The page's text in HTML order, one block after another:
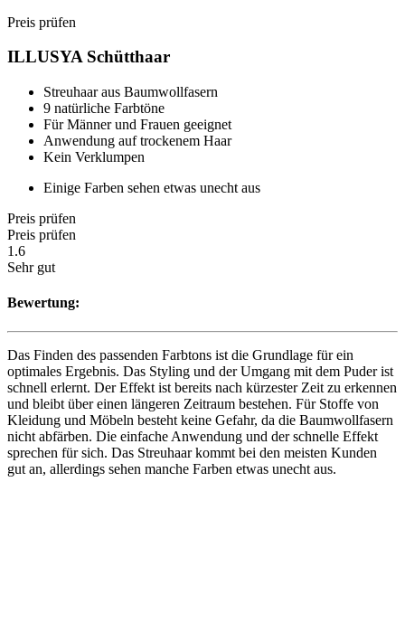
Preis prüfen
ILLUSYA Schütthaar
Streuhaar aus Baumwollfasern
9 natürliche Farbtöne
Für Männer und Frauen geeignet
Anwendung auf trockenem Haar
Kein Verklumpen
Einige Farben sehen etwas unecht aus
Preis prüfen
Preis prüfen
1.6
Sehr gut
Bewertung:
Das Finden des passenden Farbtons ist die Grundlage für ein
optimales Ergebnis. Das Styling und der Umgang mit dem Puder ist
schnell erlernt. Der Effekt ist bereits nach kürzester Zeit zu erkennen
und bleibt über einen längeren Zeitraum bestehen. Für Stoffe von
Kleidung und Möbeln besteht keine Gefahr, da die Baumwollfasern
nicht abfärben. Die einfache Anwendung und der schnelle Effekt
sprechen für sich. Das Streuhaar kommt bei den meisten Kunden
gut an, allerdings sehen manche Farben etwas unecht aus.